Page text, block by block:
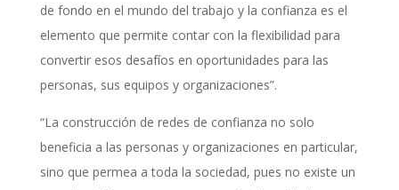
de fondo en el mundo del trabajo y la confianza es el
elemento que permite contar con la flexibilidad para
convertir esos desafíos en oportunidades para las
personas, sus equipos y organizaciones”.
“La construcción de redes de confianza no solo
beneficia a las personas y organizaciones en particular,
sino que permea a toda la sociedad, pues no existe un